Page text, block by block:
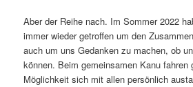
Aber der Reihe nach. Im Sommer 2022
immer wieder getroffen um den
auch um uns Gedanken zu machen, ob
können. Beim gemeinsamen Kanu
Möglichkeit sich mit allen persönlich